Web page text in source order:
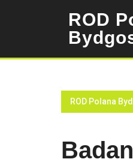
ROD
ROD Polana